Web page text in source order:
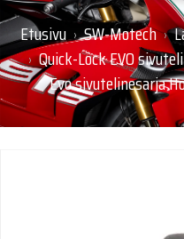
Etusivu › SW-Motech ›
› Quick-Lock EVO
Evo sivutelinesarja